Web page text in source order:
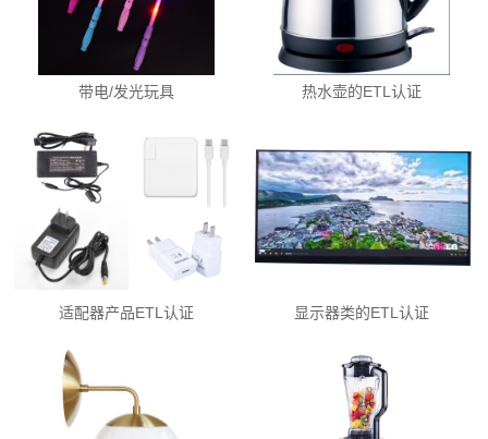
带电/发光玩具 热水壶的ETL认证
适配器产品ETL认证 显示器类的ETL认证